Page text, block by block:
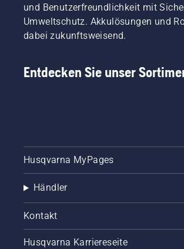
und Benutzerfreundlichkeit mit
Umweltschutz. Akkulösungen und
dabei zukunftsweisend.
Entdecken Sie unser
Husqvarna MyPages
Händler
Kontakt
Husqvarna Karriereseite